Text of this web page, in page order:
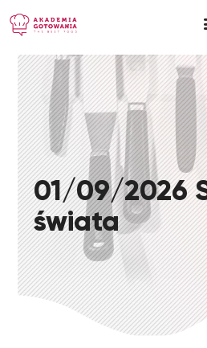
01/09/2026
świata